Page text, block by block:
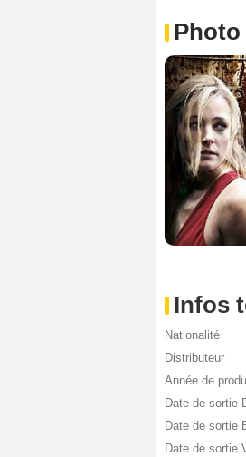
Photo
Infos
Nationalité
Distributeur
Année de
Date de sortie
Date de sortie
Date de sortie